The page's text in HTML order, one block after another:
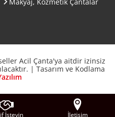
Acil Çanta'ya aitdir izinsiz
| Tasarım ve Kodlama
İsteyin İletisim